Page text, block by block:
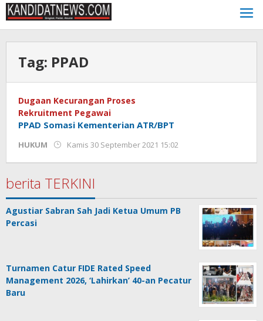
Lewati
ke
konten
Tag: PPAD
Dugaan Kecurangan Proses
Rekruitment Pegawai
PPAD Somasi Kementerian ATR/BPT
HUKUM Kamis 30 September 2021 15:02
Jackson
berita TERKINI
Agustiar Sabran Sah Jadi Ketua Umum PB
Percasi
Turnamen Catur FIDE Rated Speed
Management 2026, ‘Lahirkan’ 40-an Pecatur
Baru